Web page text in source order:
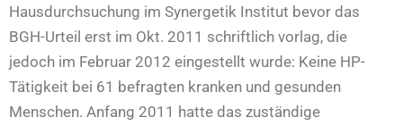
Hausdurchsuchung im Synergetik Institut bevor das
BGH-Urteil erst im Okt. 2011 schriftlich vorlag, die
jedoch im Februar 2012 eingestellt wurde: Keine HP-
Tätigkeit bei 61 befragten kranken und gesunden
Menschen. Anfang 2011 hatte das zuständige